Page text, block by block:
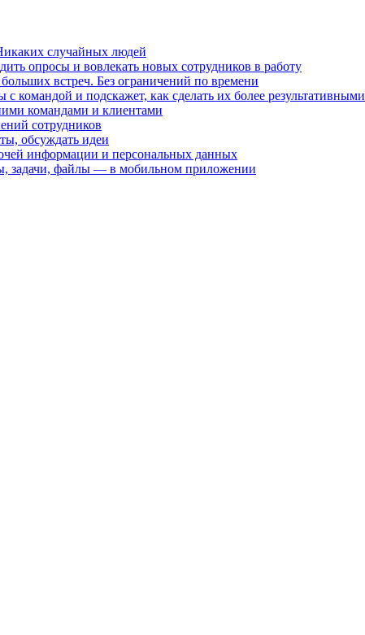
случайных людей
опросы и вовлекать новых сотрудников в работу
встреч. Без ограничений по времени
с командой и подскажет, как сделать их более результативными
командами и клиентами
сотрудников
обсуждать идеи
информации и персональных данных
задачи, файлы — в мобильном приложении